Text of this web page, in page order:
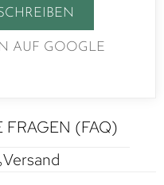
AUF GOOGLE
FRAGEN (FAQ)